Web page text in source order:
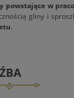
powstające w
gliny i
.